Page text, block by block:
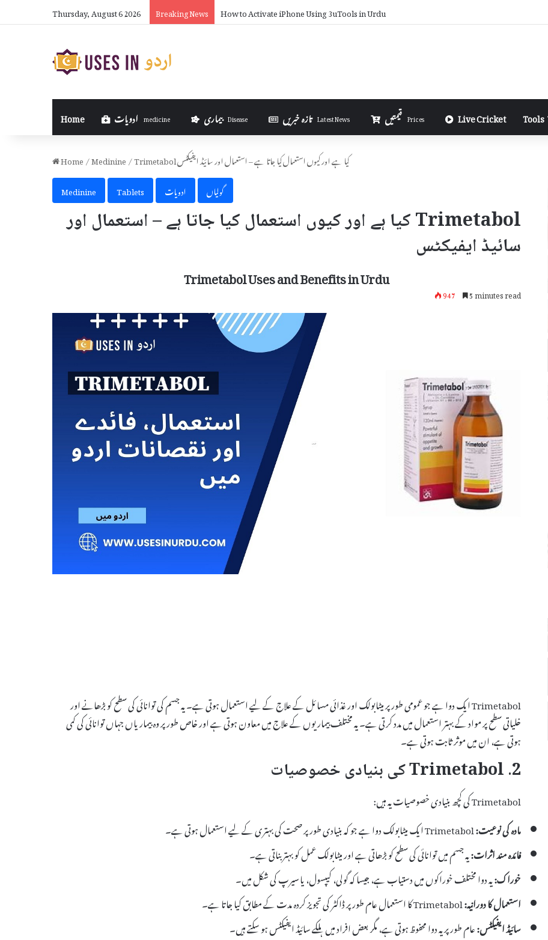
Thursday, August 6 2026 Breaking News How to Activate iPhone Using 3uTools in Urdu
Home medicine بیماری Disease تازہ خبریں Latest News Prices Live Cricket Tools
Home/Medinine/
Trimetabol کیا ہے اور کیوں استعمال کیا جاتا ہے – استعمال اور سائیڈ ایفیکٹس
Medinine
Tablets ادویات گولیاں
Trimetabol کیا ہے اور کیوں استعمال کیا جاتا ہے – استعمال اور
سائیڈ ایفیکٹس
Trimetabol Uses and Benefits in Urdu
947 5 minutes read
Trimetabol ایک دوا ہے جو عمومی طور پر میٹابولک اور غذائی مسائل کے علاج کے لیے استعمال ہوتی ہے۔ یہ جسم کی توانائی کی سطح کو بڑھانے اور
خلیاتی سطح پر مواد کے بہتر استعمال میں مدد کرتی ہے۔ یہ مختلف بیماریوں کے علاج میں معاون ہوتی ہے اور خاص طور پر وہ بیماریاں جہاں توانائی کی کمی
ہوتی ہے، ان میں موثر ثابت ہوتی ہے۔
2. Trimetabol کی بنیادی خصوصیات
Trimetabol کی کچھ بنیادی خصوصیات یہ ہیں:
مادہ کی نوعیت:
فائدہ مند اثرات:یہ جسم میں توانائی کی سطح کو بڑھاتی ہے اور میٹابولک عمل کو بہتر بناتی ہے۔
خوراک:یہ دوا مختلف خوراکوں میں دستیاب ہے، جیسا کہ گولی، کیپسول، یا سیرپ کی شکل میں۔
استعمال کا دورانیہ:
سائیڈ ایفیکٹس:عام طور پر یہ دوا محفوظ ہوتی ہے، مگر بعض افراد میں ہلکے سائیڈ ایفیکٹس ہو سکتے ہیں۔